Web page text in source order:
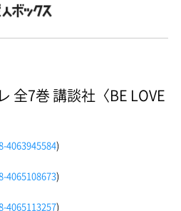
全7巻 講談社〈BE LOVE
4063945584)
4065108673)
4065113257)